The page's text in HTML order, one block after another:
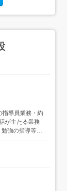
指導員業務・約
が主たる業務
強の指導等・
ん、みそ汁)<求
15分。利用定